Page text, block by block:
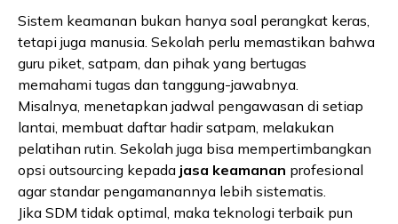
Sistem keamanan bukan hanya soal perangkat keras,
tetapi juga manusia. Sekolah perlu memastikan bahwa
guru piket, satpam, dan pihak yang bertugas
memahami tugas dan tanggung-jawabnya.
Misalnya, menetapkan jadwal pengawasan di setiap
lantai, membuat daftar hadir satpam, melakukan
pelatihan rutin. Sekolah juga bisa mempertimbangkan
opsi outsourcing kepada jasa keamanan profesional
agar standar pengamanannya lebih sistematis.
Jika SDM tidak optimal, maka teknologi terbaik pun